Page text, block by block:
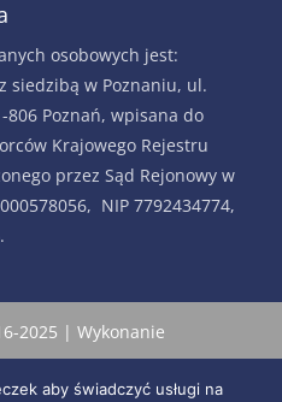
osobowych jest:
siedzibą w Poznaniu, ul.
806 Poznań, wpisana do
Krajowego Rejestru
przez Sąd Rejonowy w
NIP 7792434774,
2025 | Wykonanie
aby świadczyć usługi na